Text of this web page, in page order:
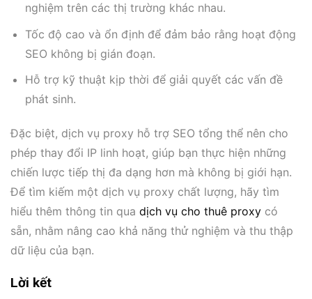
nghiệm trên các thị trường khác nhau.
Tốc độ cao và ổn định để đảm bảo rằng hoạt động
SEO không bị gián đoạn.
Hỗ trợ kỹ thuật kịp thời để giải quyết các vấn đề
phát sinh.
Đặc biệt, dịch vụ proxy hỗ trợ SEO tổng thể nên cho
phép thay đổi IP linh hoạt, giúp bạn thực hiện những
chiến lược tiếp thị đa dạng hơn mà không bị giới hạn.
Để tìm kiếm một dịch vụ proxy chất lượng, hãy tìm
hiểu thêm thông tin qua dịch vụ cho thuê proxy có
sẵn, nhằm nâng cao khả năng thử nghiệm và thu thập
dữ liệu của bạn.
Lời kết